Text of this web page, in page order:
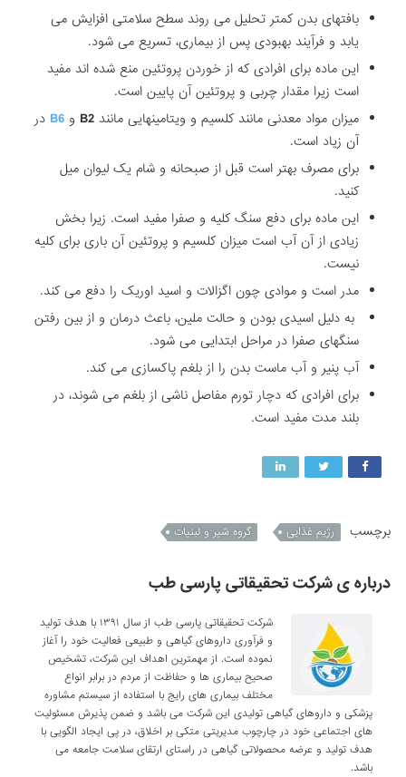
بافتهای بدن کمتر تحلیل می روند سطح سلامتی افزایش می
یابد و فرآیند بهبودی پس از بیماری، تسریع می شود.
این ماده برای افرادی که از خوردن پروتئین منع شده اند مفید
است زیرا مقدار چربی و پروتئین آن پایین است.
میزان مواد معدنی مانند کلسیم و ویتامینهایی مانندB2 وB6 در
آن زیاد است.
برای مصرف بهتر است قبل از صبحانه و شام یک لیوان میل
کنید.
این ماده برای دفع سنگ کلیه و صفرا مفید است. زیرا بخش
زیادی از آن آب است میزان کلسیم و پروتئین آن باری برای کلیه
نیست.
مدر است و موادی چون اگزالات و اسید اوریک را دفع می کند.
به دلیل اسیدی بودن و حالت ملین، باعث درمان و از بین رفتن
سنگهای صفرا در مراحل ابتدایی می شود.
آب پنیر و آب ماست بدن را از بلغم پاکسازی می کند.
برای افرادی که دچار تورم مفاصل ناشی از بلغم می شوند، در
بلند مدت مفید است.
برچسب رژیم غذایی گروه شیر و لبنیات
درباره ی شرکت تحقیقاتی پارسی طب
شرکت تحقیقاتی پارسی طب از سال ۱۳۹۱ با هدف تولید
و فرآوری داروهای گیاهی و طبیعی فعالیت خود را آغاز
نموده است. از مهمترین اهداف این شرکت، تشخیص
صحیح بیماری ها و حفاظت از مردم در برابر انواع
مختلف بیماری های رایج با استفاده از سیستم مشاوره
پزشکی و داروهای گیاهی تولیدی این شرکت می باشد و ضمن پذیرش مسئولیت
های اجتماعی خود در چارچوب مدیریتی متکی بر اخلاق، در پی ایجاد الگویی با
هدف تولید و عرضه محصولاتی گیاهی در راستای ارتقای سلامت جامعه می
باشد.